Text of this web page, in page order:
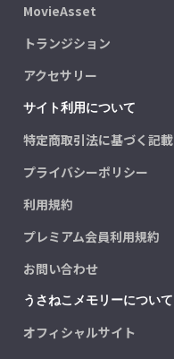
MovieAsset
トランジション
アクセサリー
サイト利用について
特定商取引法に基づく記載
プライバシーポリシー
利用規約
プレミアム会員利用規約
お問い合わせ
うさねこメモリーについて
オフィシャルサイト